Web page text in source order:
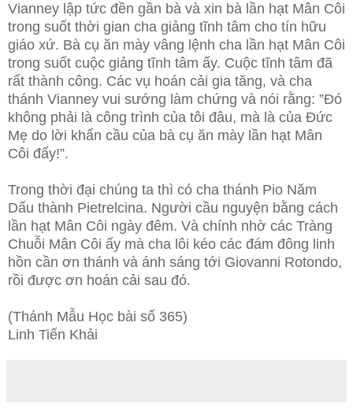
Vianney lập tức đền gần bà và xin bà lần hạt Mân Côi
trong suốt thời gian cha giảng tĩnh tâm cho tín hữu
giáo xứ. Bà cụ ăn mày vâng lệnh cha lần hạt Mân Côi
trong suốt cuộc giảng tĩnh tâm ấy. Cuộc tĩnh tâm đã
rất thành công. Các vụ hoán cải gia tăng, và cha
thánh Vianney vui sướng làm chứng và nói rằng: ”Đó
không phải là công trình của tôi đâu, mà là của Đức
Mẹ do lời khẩn cầu của bà cụ ăn mày lần hạt Mân
Côi đấy!”.
Trong thời đại chúng ta thì có cha thánh Pio Năm
Dấu thành Pietrelcina. Người cầu nguyện bằng cách
lần hạt Mân Côi ngày đêm. Và chính nhờ các Tràng
Chuỗi Mân Côi ấy mà cha lôi kéo các đám đông linh
hồn cần ơn thánh và ánh sáng tới Giovanni Rotondo,
rồi được ơn hoán cải sau đó.
(Thánh Mẫu Học bài số 365)
Linh Tiến Khải